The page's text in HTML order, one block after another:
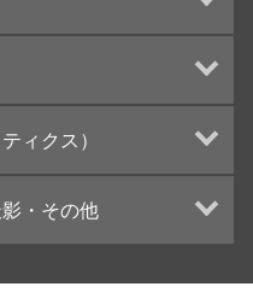
ィクス）
・その他